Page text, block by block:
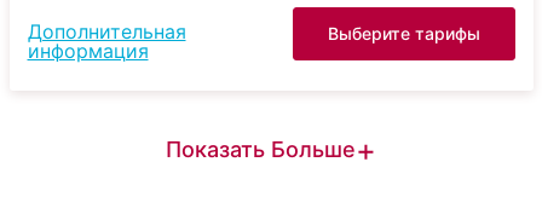
Дополнительная
информация
Выберите тарифы
Показать Больше+